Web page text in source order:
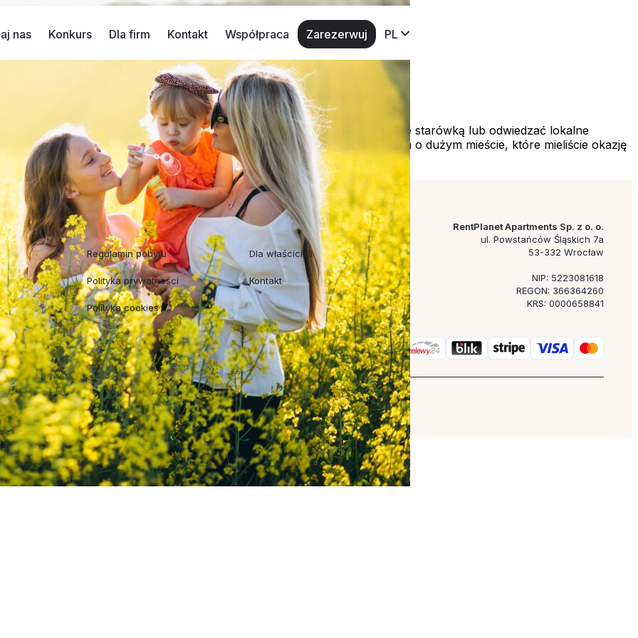
nas Konkurs Dla firm Kontakt Współpraca Zarezerwuj PL
czy może szybki wypad turystyczny, zamiast spacerować jedynie starówką lub odwiedzać lokalne
miejsc, które z pewnością zapadną Wam w pamięć. I nawet jeśli mowa o dużym mieście, które mieliście okazję
Regulaminy
Regulamin pobytu
Polityka prywatności
Polityka cookies
Współpraca
Dla właścicieli
Kontakt
RentPlanet Apartments Sp. z o. o.
ul. Powstańców Śląskich 7a
53-332 Wrocław
NIP: 5223081618
REGON: 366364260
KRS: 0000658841